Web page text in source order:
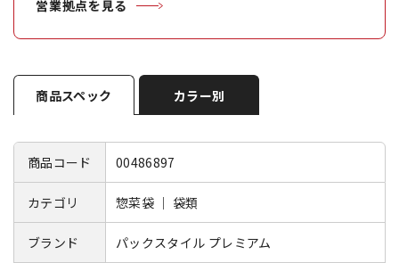
営業拠点を見る
商品スペック カラー別
商品コード 00486897
カテゴリ 惣菜袋 ｜ 袋類
ブランド パックスタイル プレミアム